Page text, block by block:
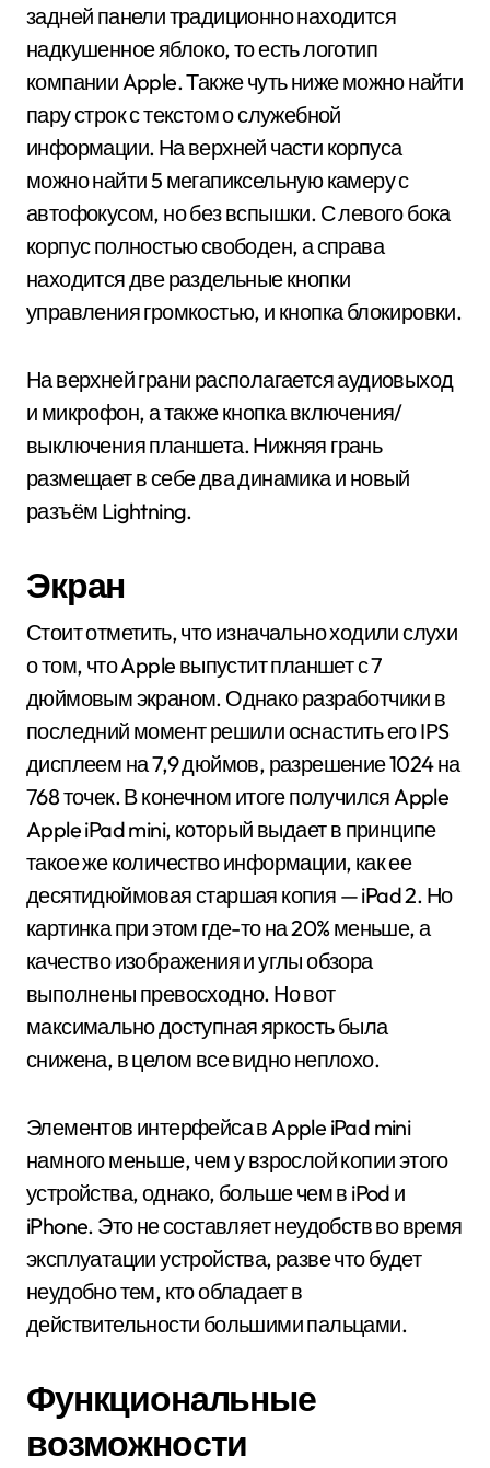
задней панели традиционно находится
надкушенное яблоко, то есть логотип
компании Apple. Также чуть ниже можно найти
пару строк с текстом о служебной
информации. На верхней части корпуса
можно найти 5 мегапиксельную камеру с
автофокусом, но без вспышки. С левого бока
корпус полностью свободен, а справа
находится две раздельные кнопки
управления громкостью, и кнопка блокировки.
На верхней грани располагается аудиовыход
и микрофон, а также кнопка включения/
выключения планшета. Нижняя грань
размещает в себе два динамика и новый
разъём Lightning.
Экран
Стоит отметить, что изначально ходили слухи
о том, что Apple выпустит планшет с 7
дюймовым экраном. Однако разработчики в
последний момент решили оснастить его IPS
дисплеем на 7,9 дюймов, разрешение 1024 на
768 точек. В конечном итоге получился Apple
Apple iPad mini, который выдает в принципе
такое же количество информации, как ее
десятидюймовая старшая копия — iPad 2. Но
картинка при этом где-то на 20% меньше, а
качество изображения и углы обзора
выполнены превосходно. Но вот
максимально доступная яркость была
снижена, в целом все видно неплохо.
Элементов интерфейса в Apple iPad mini
намного меньше, чем у взрослой копии этого
устройства, однако, больше чем в iPod и
iPhone. Это не составляет неудобств во время
эксплуатации устройства, разве что будет
неудобно тем, кто обладает в
действительности большими пальцами.
Функциональные
возможности